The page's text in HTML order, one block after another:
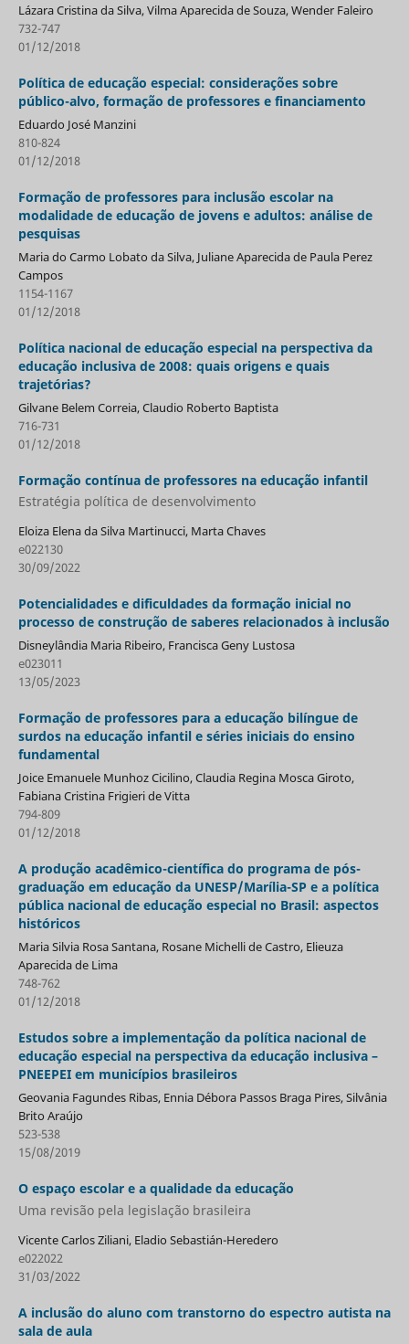
Lázara Cristina da Silva, Vilma Aparecida de Souza, Wender Faleiro
732-747
01/12/2018
Política de educação especial: considerações sobre
público-alvo, formação de professores e financiamento
Eduardo José Manzini
810-824
01/12/2018
Formação de professores para inclusão escolar na
modalidade de educação de jovens e adultos: análise de
pesquisas
Maria do Carmo Lobato da Silva, Juliane Aparecida de Paula Perez
Campos
1154-1167
01/12/2018
Política nacional de educação especial na perspectiva da
educação inclusiva de 2008: quais origens e quais
trajetórias?
Gilvane Belem Correia, Claudio Roberto Baptista
716-731
01/12/2018
Formação contínua de professores na educação infantil
Estratégia política de desenvolvimento
Eloiza Elena da Silva Martinucci, Marta Chaves
e022130
30/09/2022
Potencialidades e dificuldades da formação inicial no
processo de construção de saberes relacionados à inclusão
Disneylândia Maria Ribeiro, Francisca Geny Lustosa
e023011
13/05/2023
Formação de professores para a educação bilíngue de
surdos na educação infantil e séries iniciais do ensino
fundamental
Joice Emanuele Munhoz Cicilino, Claudia Regina Mosca Giroto,
Fabiana Cristina Frigieri de Vitta
794-809
01/12/2018
A produção acadêmico-científica do programa de pós-
graduação em educação da UNESP/Marília-SP e a política
pública nacional de educação especial no Brasil: aspectos
históricos
Maria Silvia Rosa Santana, Rosane Michelli de Castro, Elieuza
Aparecida de Lima
748-762
01/12/2018
Estudos sobre a implementação da política nacional de
educação especial na perspectiva da educação inclusiva –
PNEEPEI em municípios brasileiros
Geovania Fagundes Ribas, Ennia Débora Passos Braga Pires, Silvânia
Brito Araújo
523-538
15/08/2019
O espaço escolar e a qualidade da educação
Uma revisão pela legislação brasileira
Vicente Carlos Ziliani, Eladio Sebastián-Heredero
e022022
31/03/2022
A inclusão do aluno com transtorno do espectro autista na
sala de aula